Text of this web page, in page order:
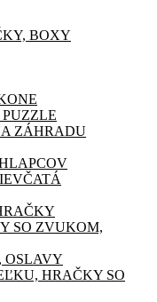
BOXY
ZÁHRADU
SO ZVUKOM,
OSLAVY
HRAČKY SO